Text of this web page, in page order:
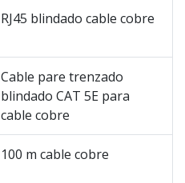
RJ45 blindado cable cobre
Cable pare trenzado
blindado CAT 5E para
cable cobre
100 m cable cobre